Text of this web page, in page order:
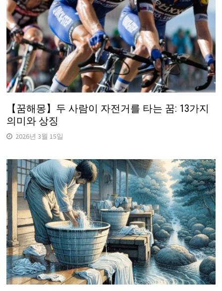
【꿈해몽】두 사람이 자전거를 타는 꿈: 13가지
의미와 상징
2026년 3월 15일